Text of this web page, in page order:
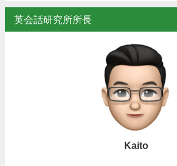
英会話研究所所長
Kaito